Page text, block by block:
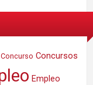
Concurso Concursos
Empleo